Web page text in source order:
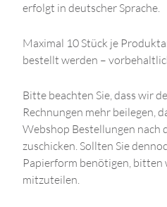
erfolgt in deutscher Sprache.
Maximal 10 Stück je
bestellt werden –
Bitte beachten Sie, dass wir
Rechnungen mehr beilegen,
Webshop Bestellungen nach
zuschicken. Sollten Sie
Papierform benötigen, bitten
mitzuteilen.